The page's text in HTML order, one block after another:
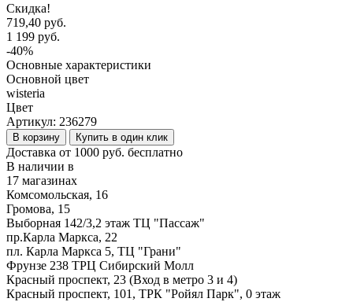
Скидка!
719,40 руб.
1 199 руб.
-40%
Основные характеристики
Основной цвет
wisteria
Цвет
Артикул: 236279
В корзину Купить в один клик
Доставка от 1000 руб. бесплатно
В наличии в
17 магазинах
Комсомольская, 16
Громова, 15
Выборная 142/3,2 этаж ТЦ "Пассаж"
пр.Карла Маркса, 22
пл. Карла Маркса 5, ТЦ "Грани"
Фрунзе 238 ТРЦ Сибирский Молл
Красный проспект, 23 (Вход в метро 3 и 4)
Красный проспект, 101, ТРК "Ройял Парк", 0 этаж